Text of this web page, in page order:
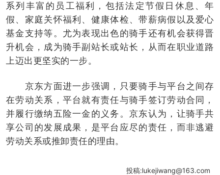
系列丰富的员工福利，包括法定节假日休息、年
假、家庭关怀福利、健康体检、带薪病假以及爱心
基金支持等。尤为表现出色的骑手还有机会获得晋
升机会，成为骑手副站长或站长，从而在职业道路
上迈出更坚实的一步。
京东方面进一步强调，只要骑手与平台之间存
在劳动关系，平台就有责任与骑手签订劳动合同，
并履行缴纳五险一金的义务。京东认为，让骑手共
享公司的发展成果，是平台应尽的责任，而非逃避
劳动关系或推卸责任的理由。
投稿:lukejiwang@163.com